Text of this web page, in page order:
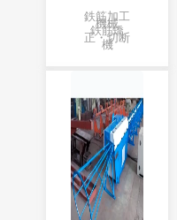
鉄筋加工
機械
鉄筋矯
正・切断
機